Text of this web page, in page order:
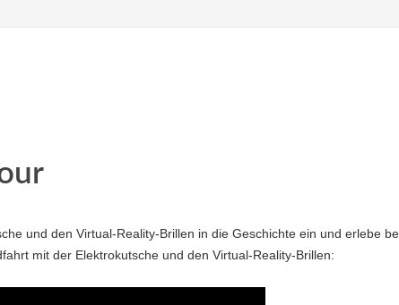
und den Virtual-Reality-Brillen in die Geschichte ein und erlebe
mit der Elektrokutsche und den Virtual-Reality-Brillen: